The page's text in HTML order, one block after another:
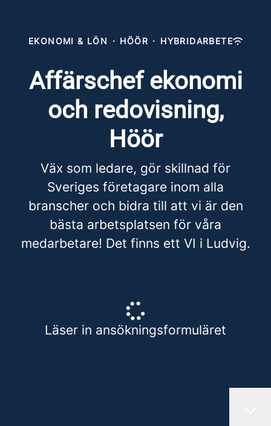
EKONOMI & LÖN · HÖÖR · HYBRIDARBETE
Affärschef ekonomi
och redovisning,
Höör
Väx som ledare, gör skillnad för
Sveriges företagare inom alla
branscher och bidra till att vi är den
bästa arbetsplatsen för våra
medarbetare! Det finns ett VI i Ludvig.
Läser in ansökningsformuläret